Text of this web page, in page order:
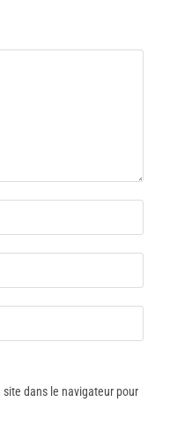
dans le navigateur pour